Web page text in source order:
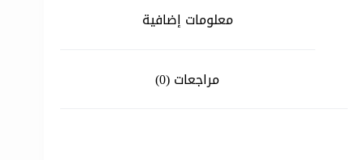
معلومات إضافية
مراجعات (0)